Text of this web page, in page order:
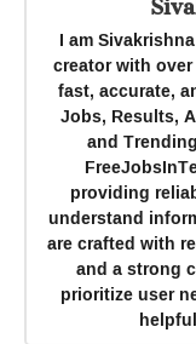
I am
creator with
fast, accurate,
Jobs, Results,
and
providing
understand
are crafted with
and a strong
prioritize user